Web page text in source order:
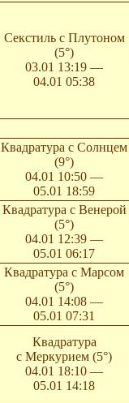
Секстиль с Плутоном
(5°)
03.01 13:19 —
04.01 05:38
Квадратура с Солнцем
(9°)
04.01 10:50 —
05.01 18:59
Квадратура с Венерой
(5°)
04.01 12:39 —
05.01 06:17
Квадратура с Марсом
(5°)
04.01 14:08 —
05.01 07:31
Квадратура
с Меркурием (5°)
04.01 18:10 —
05.01 14:18